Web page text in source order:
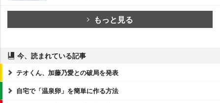
もっと見る
今、読まれている記事
テオくん、加藤乃愛との破局を発表
自宅で「温泉卵」を簡単に作る方法